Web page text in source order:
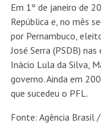
Em 1º de janeiro de
República e, no mês
por Pernambuco,
José Serra (PSDB)
Inácio Lula da Silva,
governo. Ainda em
que sucedeu o PFL.
Fonte: Agência Brasil